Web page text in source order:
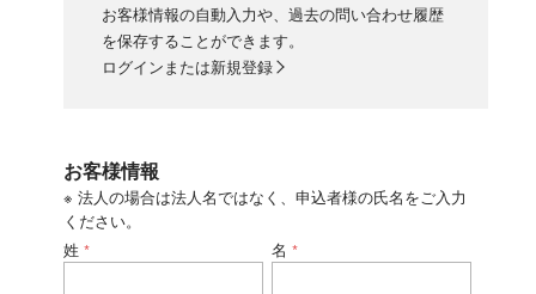
お客様情報の自動入力や、過去の問い合わせ履歴
を保存することができます。
ログインまたは新規登録
お客様情報
※ 法人の場合は法人名ではなく、申込者様の氏名をご入力
ください。
姓 * 名 *